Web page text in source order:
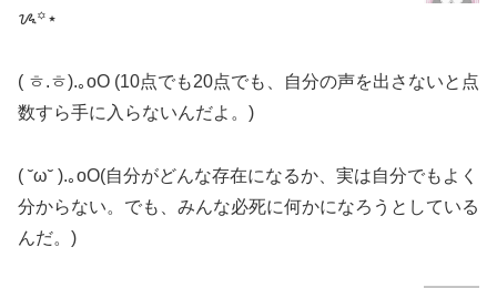
ᝰ︎꙳⋆
( ㅎ.ㅎ).｡oO (10点でも20点でも、自分の声を出さないと点
数すら手に入らないんだよ。)
( ˘ω˘ ).｡oO(自分がどんな存在になるか、実は自分でもよく
分からない。でも、みんな必死に何かになろうとしている
んだ。)